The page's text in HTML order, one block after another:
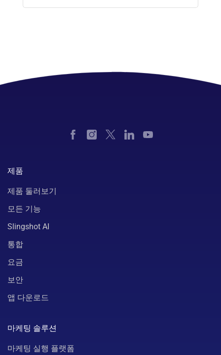
제품
제품 둘러보기
모든 기능
Slingshot AI
통합
요금
보안
앱 다운로드
마케팅 솔루션
마케팅 실행 플랫폼